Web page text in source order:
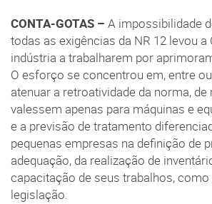
CONTA-GOTAS – A impossibilidade
todas as exigências da NR 12 levou a
indústria a trabalharem por
O esforço se concentrou em, entre
atenuar a retroatividade da norma, de
valessem apenas para máquinas e
e a previsão de tratamento
pequenas empresas na definição de
adequação, da realização de
capacitação de seus trabalhos, como
legislação.